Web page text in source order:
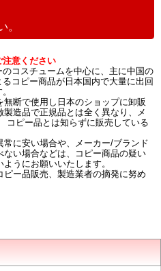
。
注意ください
のコスチュームを中心に、主に中国の
コピー商品が日本国内で大量に出回
断で使用し日本のショップに卸販
造品で正規品とは全く異なり、メ
コピー品とは知らずに販売している
に安い場合や、メーカー/ブランド
い場合などは、コピー商品の疑い
うにお願いいたします。
ー品販売、製造業者の摘発に努め